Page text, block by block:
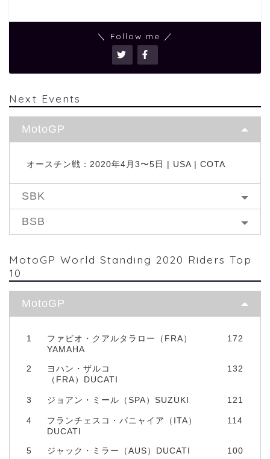
＼ Follow me ／
Next Events
MotoGP
オースチン戦：2020年4月3〜5日 | USA | COTA
SBK
BSB
MotoGP World Standing 2020 Riders Top
10
MotoGP
1
ファビオ・クアルタラロー（FRA）
YAMAHA
172
2
ヨハン・ザルコ
（FRA）DUCATI
132
3 ジョアン・ミール（SPA）SUZUKI 121
4
フランチェスコ・バニャイア（ITA）
DUCATI
114
5 ジャック・ミラー（AUS）DUCATI 100